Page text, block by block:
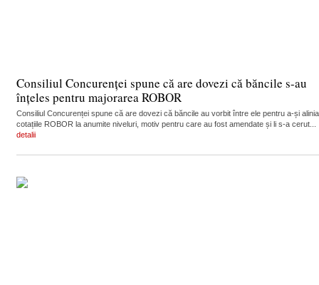
Consiliul Concurenței spune că are dovezi că băncile s-au
înțeles pentru majorarea ROBOR
Consiliul Concurenței spune că are dovezi că băncile au vorbit între ele pentru a-și alinia
cotațiile ROBOR la anumite niveluri, motiv pentru care au fost amendate și li s-a cerut...
detalii